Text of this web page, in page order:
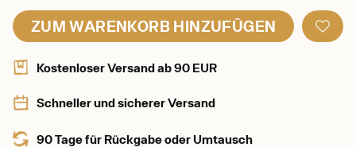
ZUM WARENKORB HINZUFÜGEN
Kostenloser Versand ab 90 EUR
Schneller und sicherer Versand
90 Tage für Rückgabe oder Umtausch